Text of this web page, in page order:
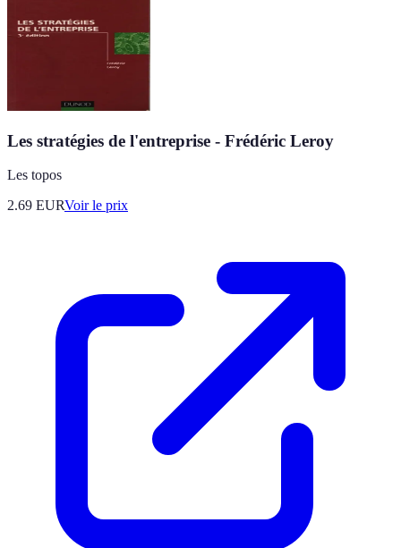
Les stratégies de l'entreprise - Frédéric Leroy
Les topos
2.69 EURVoir le prix